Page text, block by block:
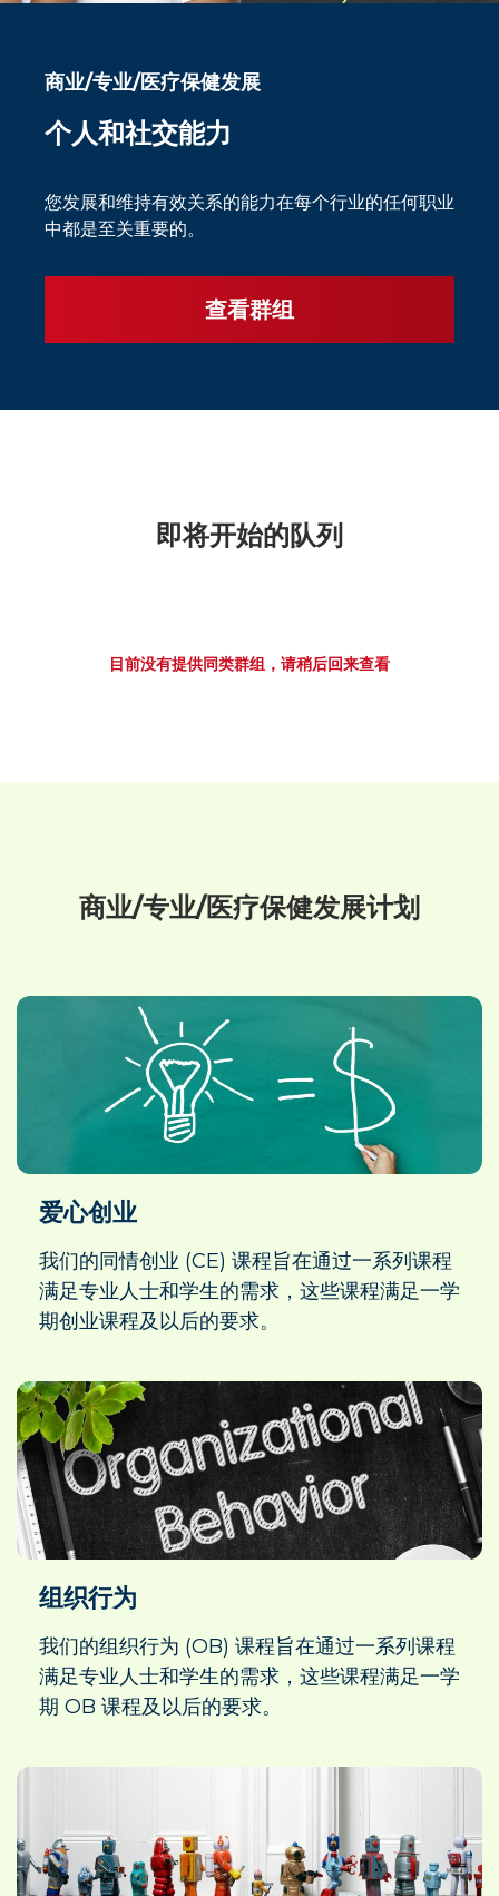
商业/专业/医疗保健发展
个人和社交能力
您发展和维持有效关系的能力在每个行业的任何职业
中都是至关重要的。
查看群组
即将开始的队列
目前没有提供同类群组，请稍后回来查看
商业/专业/医疗保健发展计划
爱心创业
我们的同情创业 (CE) 课程旨在通过一系列课程
满足专业人士和学生的需求，这些课程满足一学
期创业课程及以后的要求。
组织行为
我们的组织行为 (OB) 课程旨在通过一系列课程
满足专业人士和学生的需求，这些课程满足一学
期 OB 课程及以后的要求。